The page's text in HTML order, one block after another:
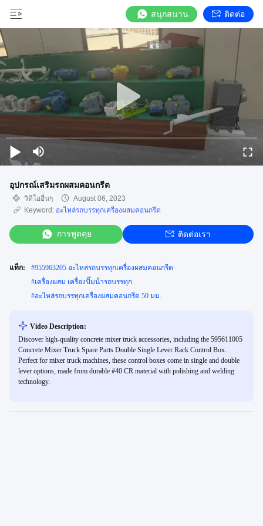
สนุกสนาน ติดต่อ
อุปกรณ์เสริมรถผสมคอนกรีต
วิดีโออื่นๆ
August 06, 2023
Keyword: อะไหล่รถบรรทุกเครื่องผสมคอนกรีต
การพูดคุย ติดต่อเรา
แท็ก: #955963205 อะไหล่รถบรรทุกเครื่องผสมคอนกรีต
#เครื่องผสม เครื่องปั๊มน้ํารถบรรทุก
#อะไหล่รถบรรทุกเครื่องผสมคอนกรีต 50 มม.
Video Description:
Discover high-quality concrete mixer truck accessories, including the 595611005
Concrete Mixer Truck Spare Parts Double Single Lever Rack Control Box.
Perfect for mixer truck machines, these control boxes come in single and double
lever options, made from durable #40 CR material with polishing and welding
technology.